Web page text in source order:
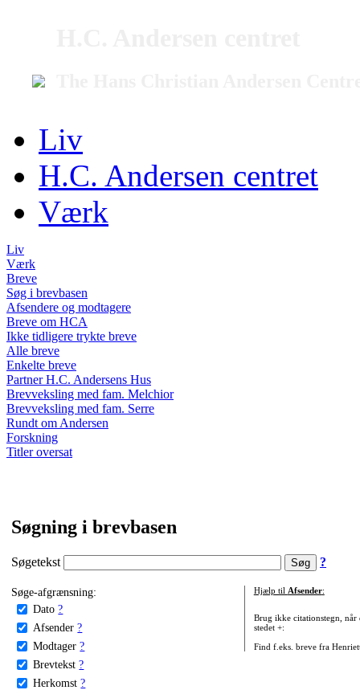
Liv
H.C. Andersen centret
Værk
Liv
Værk
Breve
Søg i brevbasen
Afsendere og modtagere
Breve om HCA
Ikke tidligere trykte breve
Alle breve
Enkelte breve
Partner H.C. Andersens Hus
Brevveksling med fam. Melchior
Brevveksling med fam. Serre
Rundt om Andersen
Forskning
Titler oversat
Søgning i brevbasen
Søgetekst ?
Søge-afgrænsning:
Dato ?
Afsender ?
Modtager ?
Brevtekst ?
Herkomst ?
Hjælp til Afsender:
Brug ikke citationstegn, når
stedet +:
Find f.eks. breve fra